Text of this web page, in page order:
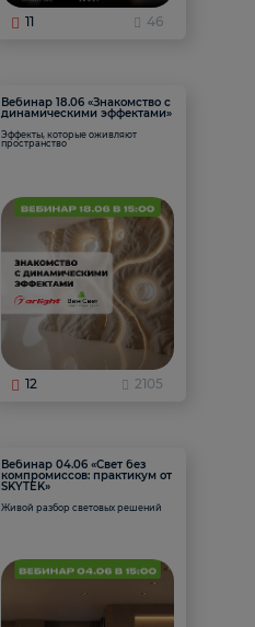
11 46
Вебинар 18.06 «Знакомство с
динамическими эффектами»
Эффекты, которые оживляют
пространство
12 2105
Вебинар 04.06 «Свет без
компромиссов: практикум от
SKYTEK»
Живой разбор световых решений